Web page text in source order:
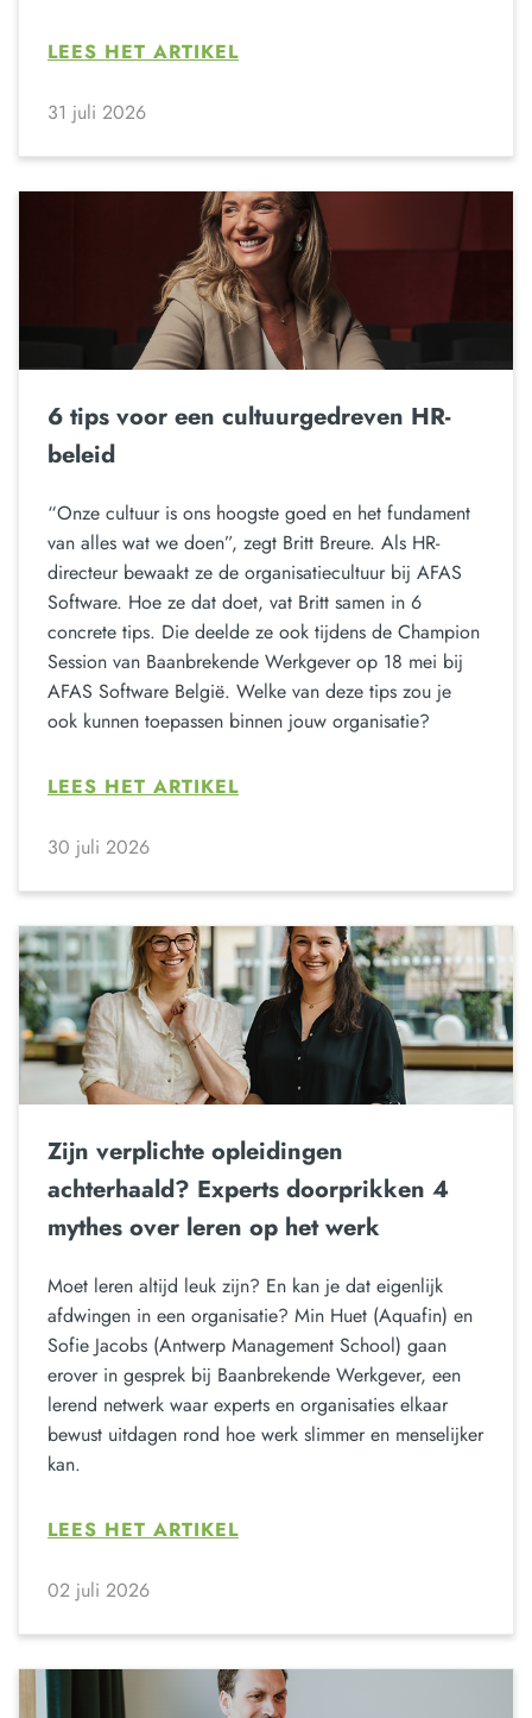
LEES HET ARTIKEL
31 juli 2026
6 tips voor een cultuurgedreven HR-
beleid
“Onze cultuur is ons hoogste goed en het fundament
van alles wat we doen”, zegt Britt Breure. Als HR-
directeur bewaakt ze de organisatiecultuur bij AFAS
Software. Hoe ze dat doet, vat Britt samen in 6
concrete tips. Die deelde ze ook tijdens de Champion
Session van Baanbrekende Werkgever op 18 mei bij
AFAS Software België. Welke van deze tips zou je
ook kunnen toepassen binnen jouw organisatie?
LEES HET ARTIKEL
30 juli 2026
Zijn verplichte opleidingen
achterhaald? Experts doorprikken 4
mythes over leren op het werk
Moet leren altijd leuk zijn? En kan je dat eigenlijk
afdwingen in een organisatie? Min Huet (Aquafin) en
Sofie Jacobs (Antwerp Management School) gaan
erover in gesprek bij Baanbrekende Werkgever, een
lerend netwerk waar experts en organisaties elkaar
bewust uitdagen rond hoe werk slimmer en menselijker
kan.
LEES HET ARTIKEL
02 juli 2026